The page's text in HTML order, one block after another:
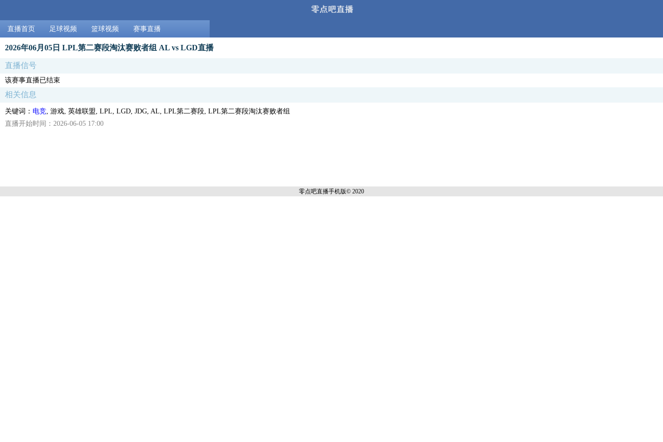
直播首页 足球视频 篮球视频 赛事直播
2026年06月05日 LPL第二赛段淘汰赛败者组 AL vs LGD直播
直播信号
该赛事直播已结束
相关信息
关键词： 电竞 , 游戏, 英雄联盟, LPL, LGD, JDG, AL, LPL第二赛段, LPL第二赛段淘汰赛败者组
直播开始时间：2026-06-05 17:00
零点吧直播手机版© 2020